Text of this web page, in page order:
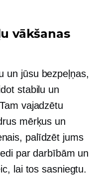
vākšanas
un jūsu bezpeļņas,
stabilu un
vajadzētu
mērķus un
palīdzēt jums
par darbībām un
lai tos sasniegtu.